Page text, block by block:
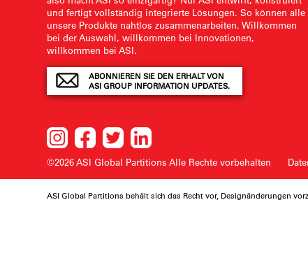
und fertigt vollständig integrierte Lösungen. So können alle
unsere Produkte nahtlos zusammenarbeiten. Willkommen
bei der Auswahl, willkommen bei Innovationen,
willkommen bei ASI.
ABONNIEREN SIE DEN ERHALT VON
ASI GROUP INFORMATION UPDATES.
©2026 ASI Global PartitionsAlle Rechte vorbehalten
ASI Global Partitions behält sich das Recht vor, Designänderungen